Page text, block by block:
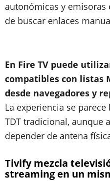
autonómicas y emisoras
de buscar enlaces
En Fire TV puede
compatibles con listas
desde navegadores y
La experiencia se
TDT tradicional, aunque
depender de antena
Tivify mezcla
streaming en un